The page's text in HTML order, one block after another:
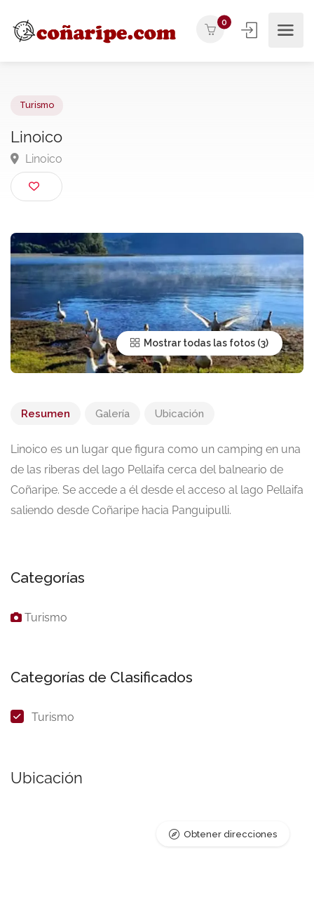
0
Linoico
Linoico
Mostrar todas las fotos
Resumen Galería Ubicación
Linoico es un lugar que figura como un camping en una
de las riberas del lago Pellaifa cerca del balneario de
Coñaripe. Se accede a él desde el acceso al lago Pellaifa
saliendo desde Coñaripe hacia Panguipulli.
Categorías
Turismo
Categorías de Clasificados
Turismo
Ubicación
Obtener direcciones